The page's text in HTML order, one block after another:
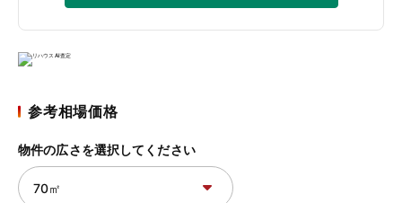
参考相場価格
物件の広さを選択してください